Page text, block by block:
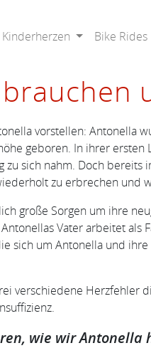
Kinderherzen Bike Rides
vorstellen: Antonella
geboren. In ihrer
zu sich nahm. Doch bereits
zu erbrechen und
große Sorgen um ihre
Vater arbeitet
sich um Antonella und
verschiedene Herzfehler
wie wir Antonella